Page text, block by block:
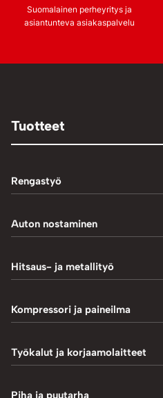
Suomalainen perheyritys ja
asiantunteva asiakaspalvelu
Tuotteet
Rengastyö
Palteennostin
Rengastarvikkeet/työkalut
Rengasventtiilit
Auton nostaminen
1-Pilarinostimet
4-Pilarinostimet
Saksinostimet ja Matalanostimet
Hitsaus- ja metallityö
Hitsaustarvikkeet
Metallityö
Kompressori ja paineilma
Hiekkapuhallus
Työkalut ja korjaamolaitteet
Akkulaturit ja testerit
Piha ja puutarha